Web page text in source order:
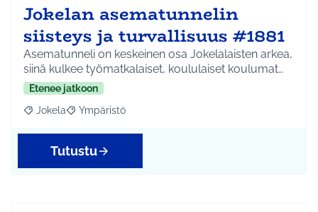
Jokelan asematunnelin
siisteys ja turvallisuus #1881
Asematunneli on keskeinen osa Jokelalaisten arkea,
siinä kulkee työmatkalaiset, koululaiset koulumat…
Etenee jatkoon
Rajaa tulokset aihepiirin mukaan: Jokela
Jokela Rajaa tulokset teeman mukaan: Ympäristö
Ympäristö
Tutustu